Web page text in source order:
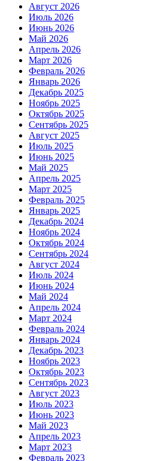
Август 2026
Июль 2026
Июнь 2026
Май 2026
Апрель 2026
Март 2026
Февраль 2026
Январь 2026
Декабрь 2025
Ноябрь 2025
Октябрь 2025
Сентябрь 2025
Август 2025
Июль 2025
Июнь 2025
Май 2025
Апрель 2025
Март 2025
Февраль 2025
Январь 2025
Декабрь 2024
Ноябрь 2024
Октябрь 2024
Сентябрь 2024
Август 2024
Июль 2024
Июнь 2024
Май 2024
Апрель 2024
Март 2024
Февраль 2024
Январь 2024
Декабрь 2023
Ноябрь 2023
Октябрь 2023
Сентябрь 2023
Август 2023
Июль 2023
Июнь 2023
Май 2023
Апрель 2023
Март 2023
Февраль 2023